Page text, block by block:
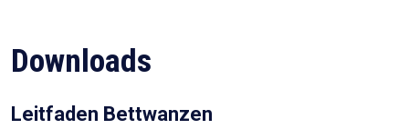
Downloads
Leitfaden Bettwanzen